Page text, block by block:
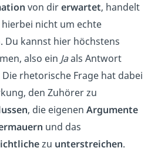
von direrwartet, handelt
hierbei nicht um echte
Du kannst hier höchstens
also ein Jaals Antwort
Die rhetorische Frage hat dabei
den Zuhörer zu
, die eigenenArgumente
und das
zu unterstreichen.